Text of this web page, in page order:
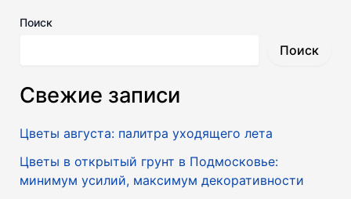
Поиск
Поиск
Свежие записи
Цветы августа: палитра уходящего лета
Цветы в открытый грунт в Подмосковье:
минимум усилий, максимум декоративности